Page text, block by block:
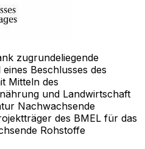
zugrundeliegende
Beschlusses des
Mitteln des
und Landwirtschaft
Nachwachsende
des BMEL für das
Rohstoffe